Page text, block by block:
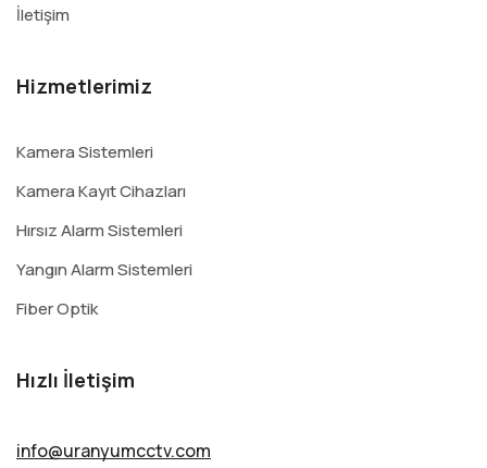
İletişim
Hizmetlerimiz
Kamera Sistemleri
Kamera Kayıt Cihazları
Hırsız Alarm Sistemleri
Yangın Alarm Sistemleri
Fiber Optik
Hızlı İletişim
info@uranyumcctv.com